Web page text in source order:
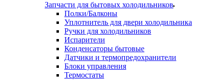
Запчасти для бытовых холодильников
Полки/Балконы
Уплотнитель для двери холодильника
Ручки для холодильников
Испарители
Конденсаторы бытовые
Датчики и термопредохранители
Блоки управления
Термостаты